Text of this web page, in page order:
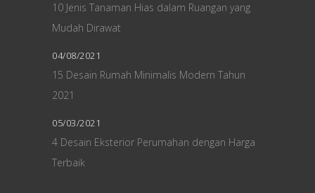
10 Jenis Tanaman Hias dalam Ruangan yang
Mudah Dirawat
04/08/2021
15 Desain Rumah Minimalis Modern Tahun
2021
05/03/2021
4 Desain Eksterior Perumahan dengan Harga
Terbaik